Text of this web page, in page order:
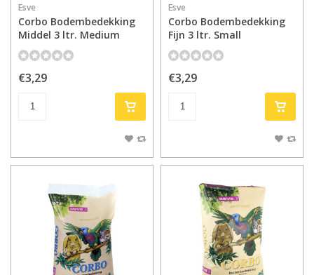
Esve
Corbo Bodembedekking
Middel 3 ltr. Medium
€3,29
Esve
Corbo Bodembedekking
Fijn 3 ltr. Small
€3,29